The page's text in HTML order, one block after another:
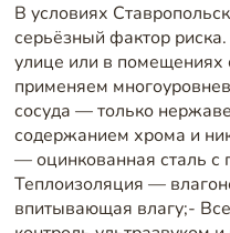
В условиях
серьёзный фактор
улице или в
применяем
сосуда — только
содержанием хрома и
— оцинкованная сталь
Теплоизоляция —
впитывающая влагу;-